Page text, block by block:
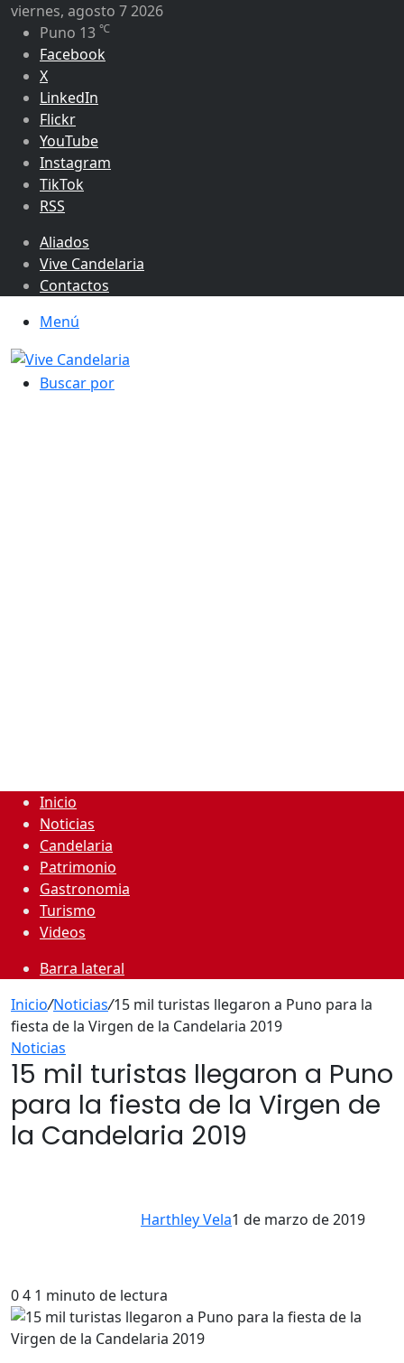
viernes, agosto 7 2026
Puno 13 ℃
Facebook
X
LinkedIn
Flickr
YouTube
Instagram
TikTok
RSS
Aliados
Vive Candelaria
Contactos
Menú
Buscar por
Inicio
Noticias
Candelaria
Patrimonio
Gastronomia
Turismo
Videos
Barra lateral
Inicio/Noticias/15 mil turistas llegaron a Puno para la
fiesta de la Virgen de la Candelaria 2019
Noticias
15 mil turistas llegaron a Puno
para la fiesta de la Virgen de
la Candelaria 2019
Harthley Vela1 de marzo de 2019
04 1 minuto de lectura